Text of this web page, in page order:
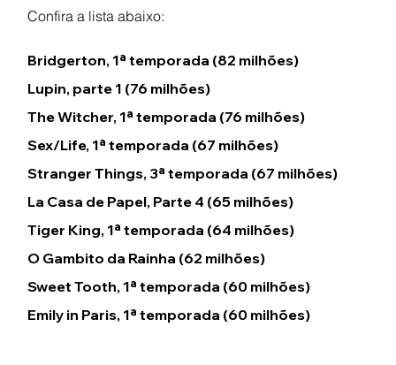
Confira a lista abaixo:
Bridgerton, 1ª temporada (82 milhões)
Lupin, parte 1 (76 milhões)
The Witcher, 1ª temporada (76 milhões)
Sex/Life, 1ª temporada (67 milhões)
Stranger Things, 3ª temporada (67 milhões)
La Casa de Papel, Parte 4 (65 milhões)
Tiger King, 1ª temporada (64 milhões)
O Gambito da Rainha (62 milhões)
Sweet Tooth, 1ª temporada (60 milhões)
Emily in Paris, 1ª temporada (60 milhões)